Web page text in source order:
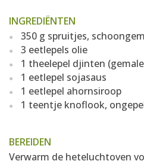
INGREDIËNTEN
350 g spruitjes,
3 eetlepels olie
1 theelepel djinten
1 eetlepel sojasaus
1 eetlepel ahornsiroop
1 teentje knoflook,
BEREIDEN
Verwarm de heteluchtoven